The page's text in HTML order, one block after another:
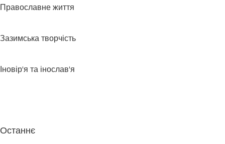
Православне життя
Зазимська творчість
Іновір'я та інослав'я
Останнє